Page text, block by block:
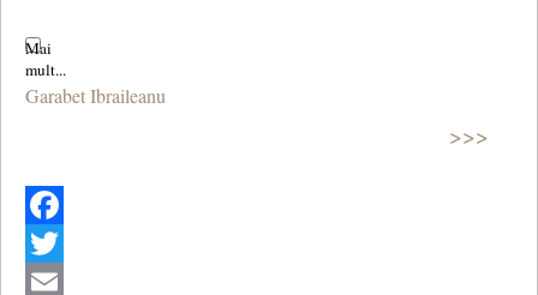
Garabet Ibraileanu
>>>
Facebook
Twitter